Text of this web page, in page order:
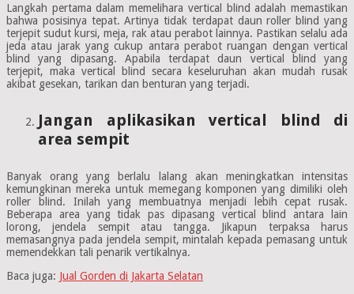
Langkah pertama dalam memelihara vertical blind adalah memastikan
bahwa posisinya tepat. Artinya tidak terdapat daun roller blind yang
terjepit sudut kursi, meja, rak atau perabot lainnya. Pastikan selalu ada
jeda atau jarak yang cukup antara perabot ruangan dengan vertical
blind yang dipasang. Apabila terdapat daun vertical blind yang
terjepit, maka vertical blind secara keseluruhan akan mudah rusak
akibat gesekan, tarikan dan benturan yang terjadi.
Jangan aplikasikan vertical blind di
area sempit
Banyak orang yang berlalu lalang akan meningkatkan intensitas
kemungkinan mereka untuk memegang komponen yang dimiliki oleh
roller blind. Inilah yang membuatnya menjadi lebih cepat rusak.
Beberapa area yang tidak pas dipasang vertical blind antara lain
lorong, jendela sempit atau tangga. Jikapun terpaksa harus
memasangnya pada jendela sempit, mintalah kepada pemasang untuk
memendekkan tali penarik vertikalnya.
Baca juga: Jual Gorden di Jakarta Selatan